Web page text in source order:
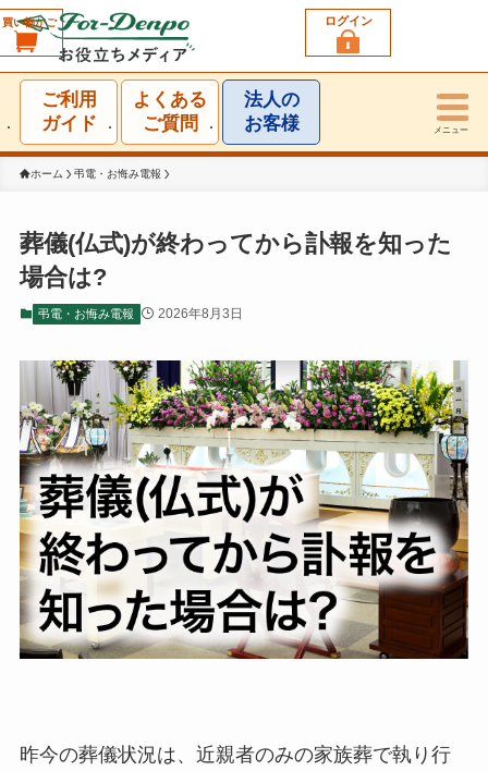
買い物かご ログイン
ご利用
ガイド
よくある
ご質問
法人の
お客様
メニュー
利用シーン一覧
結婚祝い
誕生日祝い
移転・開店・受賞祝い
選挙
退職・定年
入学・就職・合格祝い・卒業
成人式
ホーム 弔電・お悔み電報
葬儀(仏式)が終わってから訃報を知った
場合は?
弔電・お悔み電報 2026年8月3日
昨今の葬儀状況は、近親者のみの家族葬で執り行